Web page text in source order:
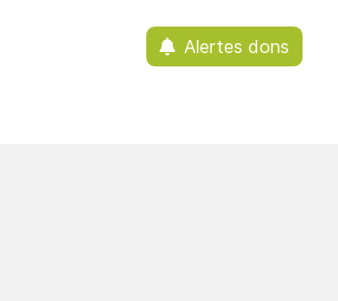
Alertes dons